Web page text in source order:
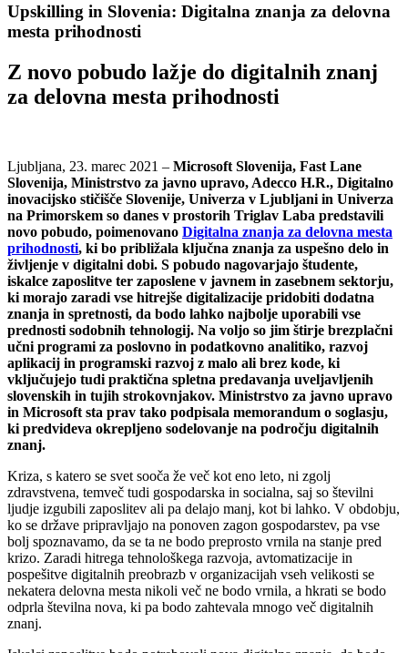
Upskilling in Slovenia: Digitalna znanja za delovna
mesta prihodnosti
Z novo pobudo lažje do digitalnih znanj
za delovna mesta prihodnosti
Ljubljana, 23. marec 2021 – Microsoft Slovenija, Fast Lane
Slovenija, Ministrstvo za javno upravo, Adecco H.R., Digitalno
inovacijsko stičišče Slovenije, Univerza v Ljubljani in Univerza
na Primorskem so danes v prostorih Triglav Laba predstavili
novo pobudo, poimenovano Digitalna znanja za delovna mesta
prihodnosti, ki bo približala ključna znanja za uspešno delo in
življenje v digitalni dobi. S pobudo nagovarjajo študente,
iskalce zaposlitve ter zaposlene v javnem in zasebnem sektorju,
ki morajo zaradi vse hitrejše digitalizacije pridobiti dodatna
znanja in spretnosti, da bodo lahko najbolje uporabili vse
prednosti sodobnih tehnologij. Na voljo so jim štirje brezplačni
učni programi za poslovno in podatkovno analitiko, razvoj
aplikacij in programski razvoj z malo ali brez kode, ki
vključujejo tudi praktična spletna predavanja uveljavljenih
slovenskih in tujih strokovnjakov. Ministrstvo za javno upravo
in Microsoft sta prav tako podpisala memorandum o soglasju,
ki predvideva okrepljeno sodelovanje na področju digitalnih
znanj.
Kriza, s katero se svet sooča že več kot eno leto, ni zgolj
zdravstvena, temveč tudi gospodarska in socialna, saj so številni
ljudje izgubili zaposlitev ali pa delajo manj, kot bi lahko. V obdobju,
ko se države pripravljajo na ponoven zagon gospodarstev, pa vse
bolj spoznavamo, da se ta ne bodo preprosto vrnila na stanje pred
krizo. Zaradi hitrega tehnološkega razvoja, avtomatizacije in
pospešitve digitalnih preobrazb v organizacijah vseh velikosti se
nekatera delovna mesta nikoli več ne bodo vrnila, a hkrati se bodo
odprla številna nova, ki pa bodo zahtevala mnogo več digitalnih
znanj.